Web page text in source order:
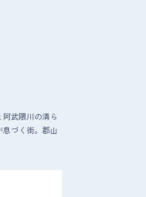
武隈川の清ら
づく街。郡山